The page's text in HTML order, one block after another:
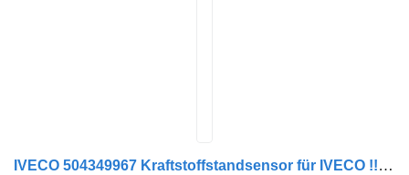
IVECO 504349967 Kraftstoffstandsensor für IVECO !!!! Can be shipped in Europe !!!! LKW